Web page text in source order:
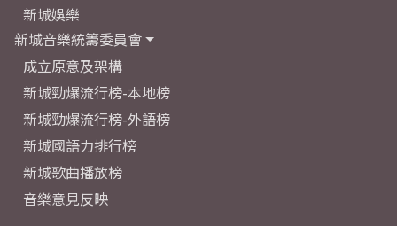
新城娛樂
新城音樂統籌委員會
成立原意及架構
新城勁爆流行榜-本地榜
新城勁爆流行榜-外語榜
新城國語力排行榜
新城歌曲播放榜
音樂意見反映